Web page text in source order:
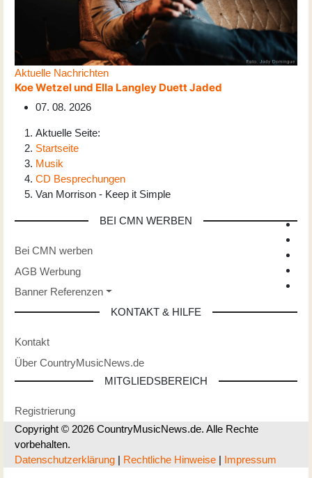
Aktuelle Nachrichten
Koe Wetzel und Ella Langley Duett Jaded
07. 08. 2026
Aktuelle Seite:
Startseite
Musik
CD Besprechungen
Van Morrison - Keep it Simple
BEI CMN WERBEN
Bei CMN werben
AGB Werbung
Banner Referenzen
KONTAKT & HILFE
Kontakt
Über CountryMusicNews.de
MITGLIEDSBEREICH
Registrierung
Copyright © 2026 CountryMusicNews.de. Alle Rechte
vorbehalten.
Datenschutzerklärung | Rechtliche Hinweise | Impressum